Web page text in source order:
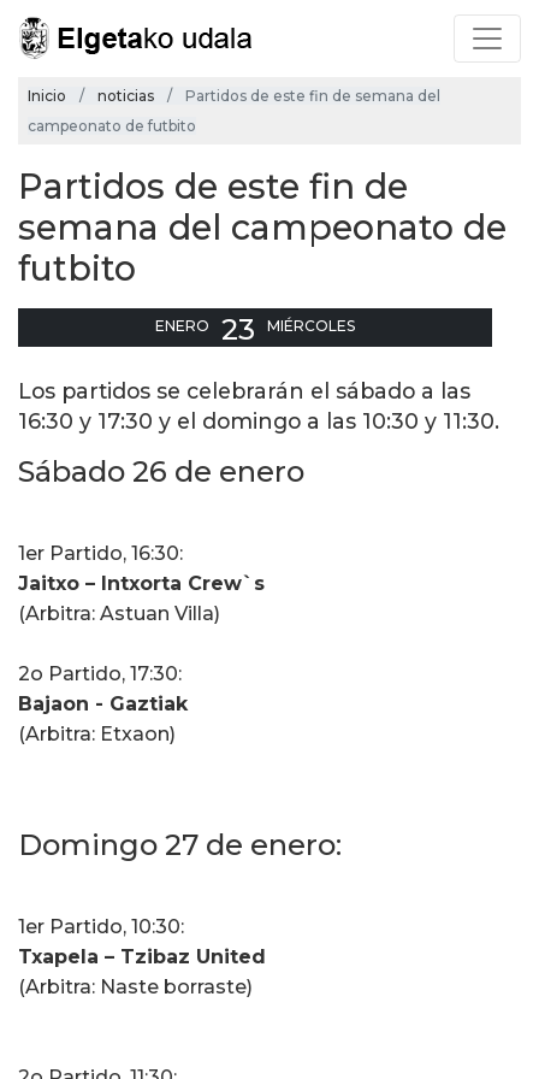
Inicio noticias
Partidos de este fin de semana del
campeonato de futbito
Partidos de este fin de
semana del campeonato de
futbito
ENERO 23 MIÉRCOLES
Los partidos se celebrarán el sábado a las
16:30 y 17:30 y el domingo a las 10:30 y 11:30.
Sábado 26 de enero
1er Partido, 16:30:
Jaitxo – Intxorta Crew`s
(Arbitra: Astuan Villa)
2o Partido, 17:30:
Bajaon - Gaztiak
(Arbitra: Etxaon)
Domingo 27 de enero:
1er Partido, 10:30:
Txapela – Tzibaz United
(Arbitra: Naste borraste)